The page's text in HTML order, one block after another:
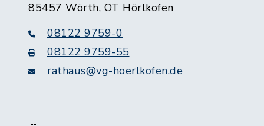
85457 Wörth, OT Hörlkofen
08122 9759-0
08122 9759-55
rathaus@vg-hoerlkofen.de